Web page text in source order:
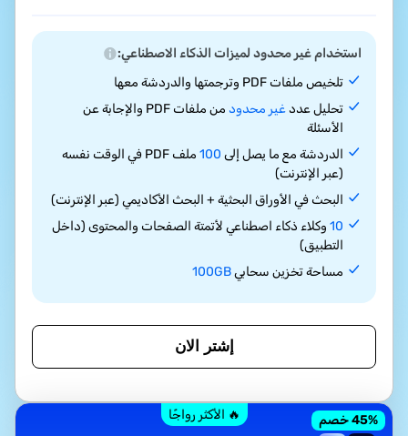
استخدام غير محدود لميزات الذكاء الاصطناعي:
تلخيص ملفات PDF وترجمتها والدردشة معها
تحليل عدد غير محدود
من ملفات PDF والإجابة عن
الأسئلة
الدردشة مع ما يصل إلى 100
ملف PDF في الوقت نفسه
(عبر الإنترنت)
البحث في الأوراق البحثية + البحث الأكاديمي (عبر الإنترنت)
10 وكلاء ذكاء اصطناعي لأتمتة الصفحات والمحتوى (داخل
التطبيق)
مساحة تخزين سحابي100GB
إشتر الان
🔥 الأكثر رواجًا 45% خصم